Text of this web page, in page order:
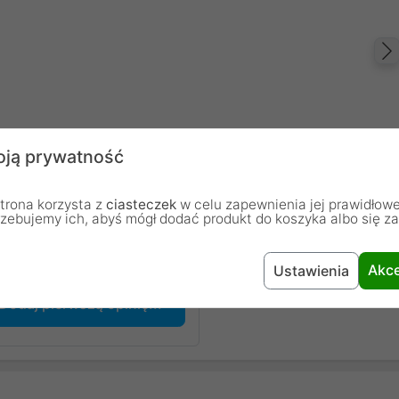
od osób, które zakupiły lub używały dany produkt.
pierwszą opinię...
prywatność
korzysta z ciasteczek w celu zapewnienia jej
ich, abyś mógł dodać produkt do koszyka albo się
Ustawienia